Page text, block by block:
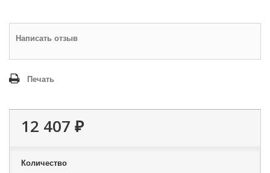
Написать отзыв
Печать
12 407 ₽
Количество